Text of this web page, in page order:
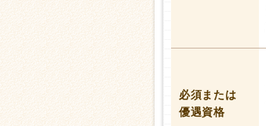
必須または
優遇資格